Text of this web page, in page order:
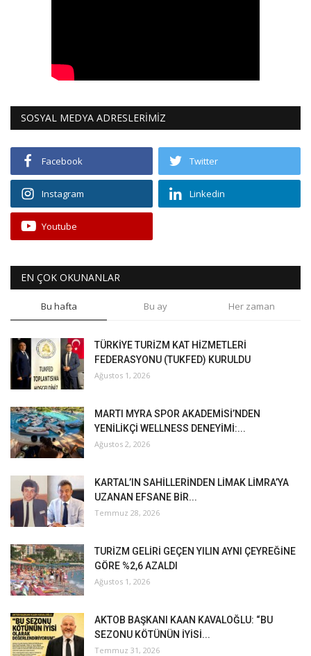
SOSYAL MEDYA ADRESLERİMİZ
Facebook Twitter
Instagram Linkedin
Youtube
EN ÇOK OKUNANLAR
Bu hafta Bu ay Her zaman
TÜRKİYE TURİZM KAT HİZMETLERİ
FEDERASYONU (TUKFED) KURULDU
Ağustos 1, 2026
MARTI MYRA SPOR AKADEMİSİ’NDEN
YENİLİKÇİ WELLNESS DENEYİMİ:...
Ağustos 2, 2026
KARTAL’IN SAHİLLERİNDEN LİMAK LİMRA’YA
UZANAN EFSANE BİR...
Temmuz 28, 2026
TURİZM GELİRİ GEÇEN YILIN AYNI ÇEYREĞİNE
GÖRE %2,6 AZALDI
Ağustos 1, 2026
AKTOB BAŞKANI KAAN KAVALOĞLU: “BU
SEZONU KÖTÜNÜN İYİSİ...
Temmuz 31, 2026